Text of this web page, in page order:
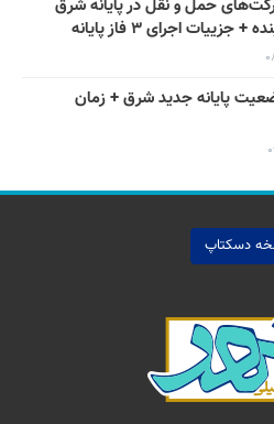
پایانه جدید شرق + زمان
دسکتاپ